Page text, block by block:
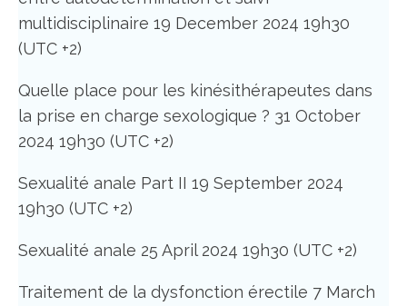
multidisciplinaire 19 December 2024 19h30
(UTC +2)
Quelle place pour les kinésithérapeutes dans
la prise en charge sexologique ? 31 October
2024 19h30 (UTC +2)
Sexualité anale Part II 19 September 2024
19h30 (UTC +2)
Sexualité anale 25 April 2024 19h30 (UTC +2)
Traitement de la dysfonction érectile 7 March